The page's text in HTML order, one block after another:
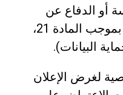
أو الدفاع عن
المطالبات القانونية (اعتراض بموجب المادة 21،
لغرض الإعلان